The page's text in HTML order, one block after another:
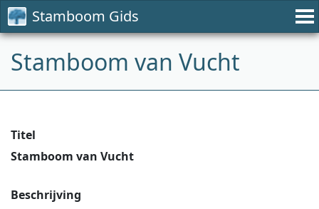
Stamboom Gids
Stamboom van Vucht
Titel
Stamboom van Vucht
Beschrijving